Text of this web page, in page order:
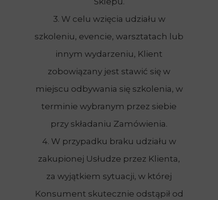
3. W celu wzięcia udziału w
szkoleniu, evencie, warsztatach lub
innym wydarzeniu, Klient
zobowiązany jest stawić się w
miejscu odbywania się szkolenia, w
terminie wybranym przez siebie
przy składaniu Zamówienia.
4. W przypadku braku udziału w
zakupionej Usłudze przez Klienta,
za wyjątkiem sytuacji, w której
Konsument skutecznie odstąpił od